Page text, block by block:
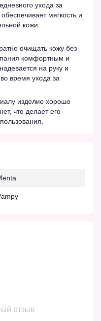
ухода за
мягкость и
кожи
очищать кожу без
комфортным и
на руку и
время ухода за
изделие хорошо
что делает его
отзыв